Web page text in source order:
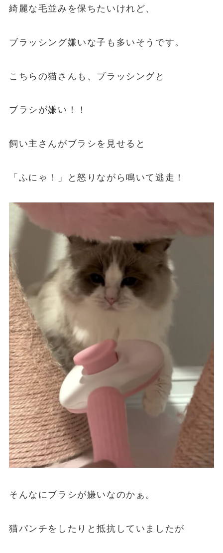
綺麗な毛並みを保ちたいけれど、
ブラッシング嫌いな子も多いそうです。
こちらの猫さんも、ブラッシングと
ブラシが嫌い！！
飼い主さんがブラシを見せると
「ふにゃ！」と怒りながら鳴いて逃走！
そんなにブラシが嫌いなのかぁ。
猫パンチをしたりと抵抗していましたが